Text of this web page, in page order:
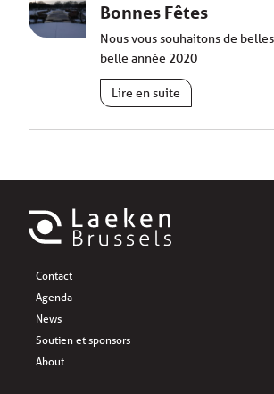
Bonnes Fêtes
Nous vous souhaitons de
belle année 2020
Lire en suite
Contact
Agenda
News
Soutien et sponsors
About